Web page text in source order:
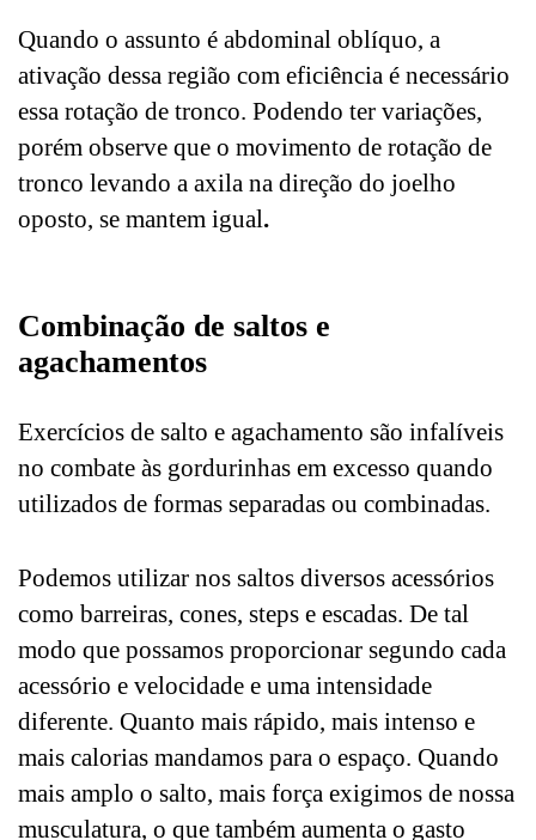
Quando o assunto é abdominal oblíquo, a
ativação dessa região com eficiência é necessário
essa rotação de tronco. Podendo ter variações,
porém observe que o movimento de rotação de
tronco levando a axila na direção do joelho
oposto, se mantem igual.
Combinação de saltos e
agachamentos
Exercícios de salto e agachamento são infalíveis
no combate às gordurinhas em excesso quando
utilizados de formas separadas ou combinadas.
Podemos utilizar nos saltos diversos acessórios
como barreiras, cones, steps e escadas. De tal
modo que possamos proporcionar segundo cada
acessório e velocidade e uma intensidade
diferente. Quanto mais rápido, mais intenso e
mais calorias mandamos para o espaço. Quando
mais amplo o salto, mais força exigimos de nossa
musculatura, o que também aumenta o gasto